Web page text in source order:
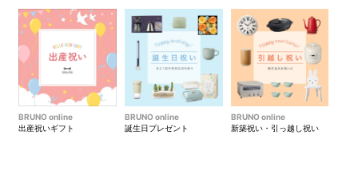
BRUNO online
出産祝いギフト
BRUNO online
誕生日プレゼント
BRUNO online
新築祝い・引っ越し祝い